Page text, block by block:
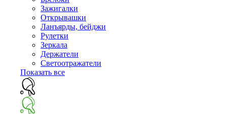
Зажигалки
Открывашки
Ланъярды, бейджи
Рулетки
Зеркала
Держатели
Светоотражатели
Показать все